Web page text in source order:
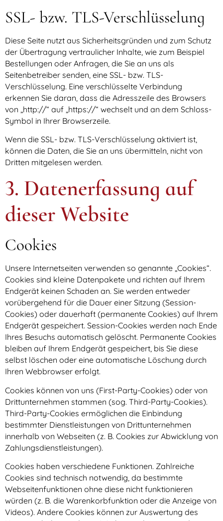
SSL- bzw. TLS-Verschlüsselung
Diese Seite nutzt aus Sicherheitsgründen und zum Schutz
der Übertragung vertraulicher Inhalte, wie zum Beispiel
Bestellungen oder Anfragen, die Sie an uns als
Seitenbetreiber senden, eine SSL- bzw. TLS-
Verschlüsselung. Eine verschlüsselte Verbindung
erkennen Sie daran, dass die Adresszeile des Browsers
von „http://“ auf „https://“ wechselt und an dem Schloss-
Symbol in Ihrer Browserzeile.
Wenn die SSL- bzw. TLS-Verschlüsselung aktiviert ist,
können die Daten, die Sie an uns übermitteln, nicht von
Dritten mitgelesen werden.
3. Datenerfassung auf
dieser Website
Cookies
Unsere Internetseiten verwenden so genannte „Cookies“.
Cookies sind kleine Datenpakete und richten auf Ihrem
Endgerät keinen Schaden an. Sie werden entweder
vorübergehend für die Dauer einer Sitzung (Session-
Cookies) oder dauerhaft (permanente Cookies) auf Ihrem
Endgerät gespeichert. Session-Cookies werden nach Ende
Ihres Besuchs automatisch gelöscht. Permanente Cookies
bleiben auf Ihrem Endgerät gespeichert, bis Sie diese
selbst löschen oder eine automatische Löschung durch
Ihren Webbrowser erfolgt.
Cookies können von uns (First-Party-Cookies) oder von
Drittunternehmen stammen (sog. Third-Party-Cookies).
Third-Party-Cookies ermöglichen die Einbindung
bestimmter Dienstleistungen von Drittunternehmen
innerhalb von Webseiten (z. B. Cookies zur Abwicklung von
Zahlungsdienstleistungen).
Cookies haben verschiedene Funktionen. Zahlreiche
Cookies sind technisch notwendig, da bestimmte
Webseitenfunktionen ohne diese nicht funktionieren
würden (z. B. die Warenkorbfunktion oder die Anzeige von
Videos). Andere Cookies können zur Auswertung des